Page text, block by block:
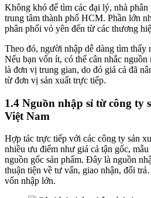
Không khó để tìm các đại lý, nhà
trung tâm thành phố HCM. Phần lớn
phân phối vỏ yên đến từ các thương
Theo đó, người nhập dễ dàng tìm thấy
Nếu bạn vốn ít, có thể cân nhắc
là đơn vị trung gian, do đó giá cả đã
từ đơn vị sản xuất trực tiếp.
1.4 Nguồn nhập sỉ từ công ty
Việt Nam
Hợp tác trực tiếp với các công ty sản
nhiều ưu điểm như giá cả tận gốc,
nguồn gốc sản phẩm. Đây là nguồn
thuận tiện về tư vấn, giao nhận, đổi
vốn nhập lớn.